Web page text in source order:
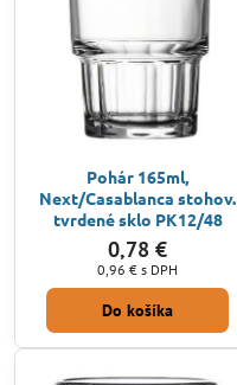
Pohár 165ml,
Next/Casablanca stohov.
tvrdené sklo PK12/48
0,78 €
0,96 € s DPH
Do košíka